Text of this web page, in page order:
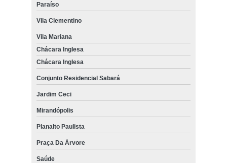
Paraíso
Vila Clementino
Vila Mariana
Chácara Inglesa
Chácara Inglesa
Conjunto Residencial Sabará
Jardim Ceci
Mirandópolis
Planalto Paulista
Praça Da Árvore
Saúde